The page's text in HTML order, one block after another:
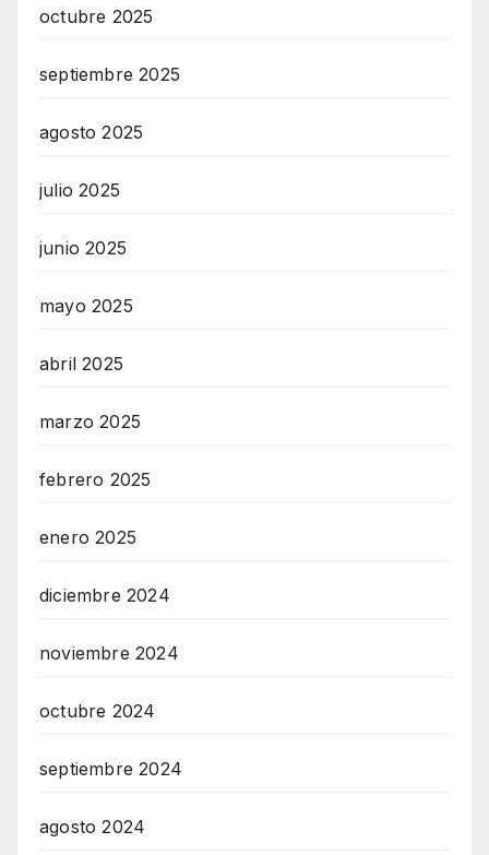
octubre 2025
septiembre 2025
agosto 2025
julio 2025
junio 2025
mayo 2025
abril 2025
marzo 2025
febrero 2025
enero 2025
diciembre 2024
noviembre 2024
octubre 2024
septiembre 2024
agosto 2024